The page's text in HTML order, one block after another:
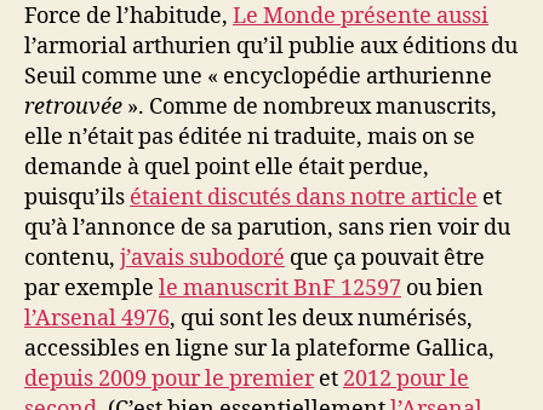
Force de l’habitude, Le Monde présente aussi
l’armorial arthurien qu’il publie aux éditions du
Seuil comme une « encyclopédie arthurienne
retrouvée ». Comme de nombreux manuscrits,
elle n’était pas éditée ni traduite, mais on se
demande à quel point elle était perdue,
puisqu’ils étaient discutés dans notre article et
qu’à l’annonce de sa parution, sans rien voir du
contenu, j’avais subodoré que ça pouvait être
par exemple le manuscrit BnF 12597 ou bien
l’Arsenal 4976, qui sont les deux numérisés,
accessibles en ligne sur la plateforme Gallica,
depuis 2009 pour le premieret 2012 pour le